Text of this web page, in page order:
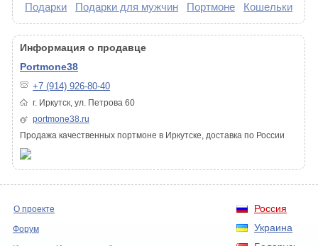
Подарки Подарки для мужчин Портмоне Кошельки
Информация о продавце
Portmone38
+7 (914) 926-80-40
г. Иркутск, ул. Петрова 60
portmone38.ru
Продажа качественных портмоне в Иркутске, доставка по России
Россия
Украина
О проекте
Форум